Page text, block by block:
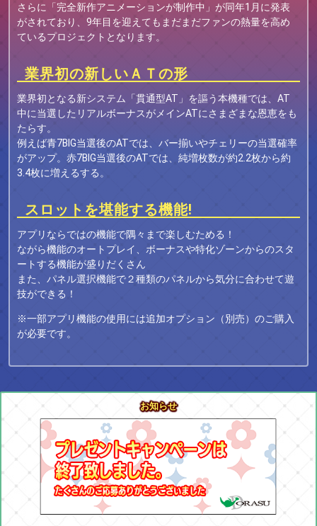
さらに「完全新作アニメーションが制作中」が同年1月に発表
がされており、9年目を迎えてもまだまだファンの熱量を高め
ているプロジェクトとなります。
業界初の新しいＡＴの形
業界初となる新システム「貫通型AT」を謳う本機種では、AT
中に当選したリアルボーナスがメインATにさまざまな恩恵をも
たらす。
例えば青7BIG当選後のATでは、バー揃いやチェリーの当選確率
がアップ。赤7BIG当選後のATでは、純増枚数が約2.2枚から約
3.4枚に増えるする。
スロットを堪能する機能!
アプリならではの機能で隅々まで楽しむためる！
ながら機能のオートプレイ、ボーナスや特化ゾーンからのスタ
ートする機能が盛りだくさん
また、パネル選択機能で２種類のパネルから気分に合わせて遊
技ができる！
※一部アプリ機能の使用には追加オプション（別売）のご購入
が必要です。
お知らせ